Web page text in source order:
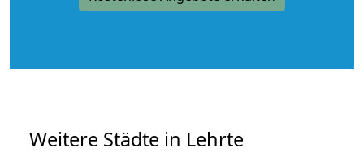
Weitere Städte in Lehrte